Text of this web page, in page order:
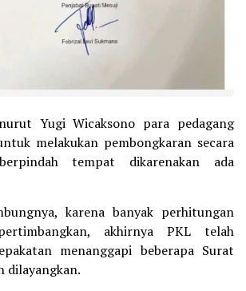
Yugi Wicaksono para pedagang
melakukan pembongkaran secara
tempat dikarenakan ada
karena banyak perhitungan
akhirnya PKL telah
menanggapi beberapa Surat
dilayangkan.